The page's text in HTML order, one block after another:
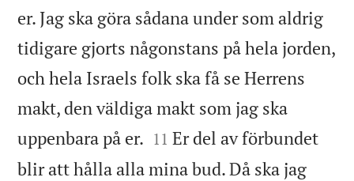
er. Jag ska göra sådana under som aldrig
tidigare gjorts någonstans på hela jorden,
och hela Israels folk ska få se Herrens
makt, den väldiga makt som jag ska
uppenbara på er. 

11 Er del av förbundet
blir att hålla alla mina bud. Då ska jag